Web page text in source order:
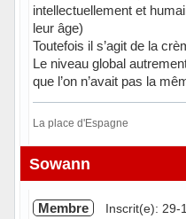
intellectuellement et
leur âge)
Toutefois il s’agit de la
Le niveau global
que l’on n’avait pas la
La place d'Espagne
Hors ligne
Sowann
Membre Inscrit(e): 29-